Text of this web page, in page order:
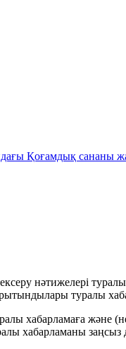
Қоғамдық сананы
нәтижелері
туралы
хабарламаға
хабарламаны